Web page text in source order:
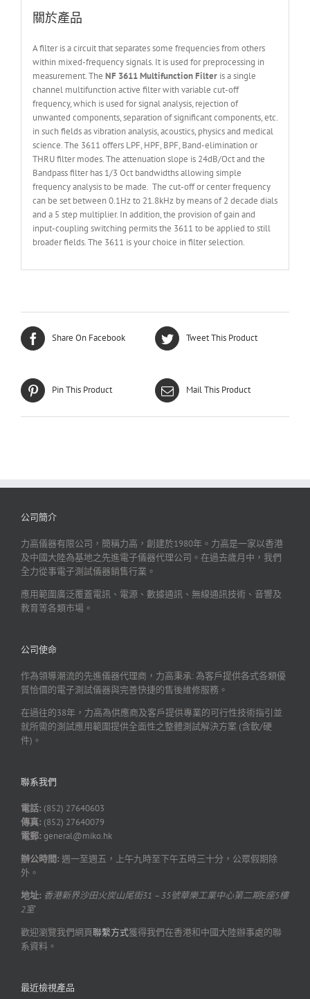
關於產品
A filter is a circuit that separates some frequencies from others
within mixed-frequency signals. It is used for preprocessing in
measurement. The NF 3611 Multifunction Filteris a single
channel multifunction active filter with variable cut-off
frequency, which is used for signal analysis, rejection of
unwanted components, separation of significant components, etc.
in such fields as vibration analysis, acoustics, physics and medical
science. The 3611 offers LPF, HPF, BPF, Band-elimination or
THRU filter modes. The attenuation slope is 24dB/Oct and the
Bandpass filter has 1/3 Oct bandwidths allowing simple
frequency analysis to be made. The cut-off or center frequency
can be set between 0.1Hz to 21.8kHz by means of 2 decade dials
and a 5 step multiplier. In addition, the provision of gain and
input-coupling switching permits the 3611 to be applied to still
broader fields. The 3611 is your choice in filter selection.
Share On Facebook Tweet This Product
Pin This Product Mail This Product
公司簡介
力高儀器有限公司，簡稱力高，創建於1980年。力高是一家以香港
及中國大陸為基地之先進電子儀器代理公司。在過去歲月中，我們
全力從事電子測試儀器銷售行業。
應用範圍廣泛覆蓋電訊、電源、數據通訊、無線通訊技術、音響及
教育等各類市場。
公司使命
作為領導潮流的先進儀器代理商，力高秉承: 為客戶提供各式各類優
質恰價的電子測試儀器與完善快捷的售後維修服務。
在過往的38年，力高為供應商及客戶提供專業的可行性技術指引並
就所需的測試應用範圍提供全面性之整體測試解決方案 (含軟/硬
件)。
聯系我們
電話: (852) 27640603
傳真: (852) 27640079
電郵: general@miko.hk
辦公時間: 週一至週五，上午九時至下午五時三十分，公眾假期除
外。
地址: 香港新界沙田火炭山尾街31 – 35號華樂工業中心第二期E座5樓
2室
歡迎瀏覽我們網頁聯繫方式獲得我們在香港和中國大陸辦事處的聯
系資料。
最近檢視產品